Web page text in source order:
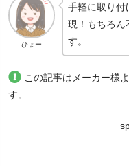
ひょー
手軽に取り付
現！もちろん
す。
この記事はメーカー様
す。